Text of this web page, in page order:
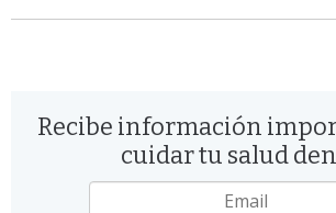
Recibe información
cuidar tu salud